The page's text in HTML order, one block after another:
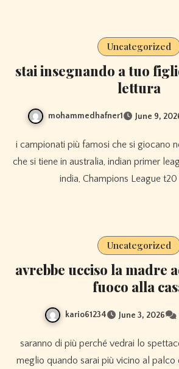
Uncategorized
stai insegnando a tuo
lettura
mohammedhafner1 June 9,
i campionati più famosi che si giocano nel big bash mondiale
che si tiene in australia, indian primer
india, Champions League
Uncategorized
avrebbe ucciso la madre
fuoco alla
kario61234 June 3, 2026
saranno di più perché vedrai lo spettacolo più facilmente e
meglio quando sarai più vicino al palco